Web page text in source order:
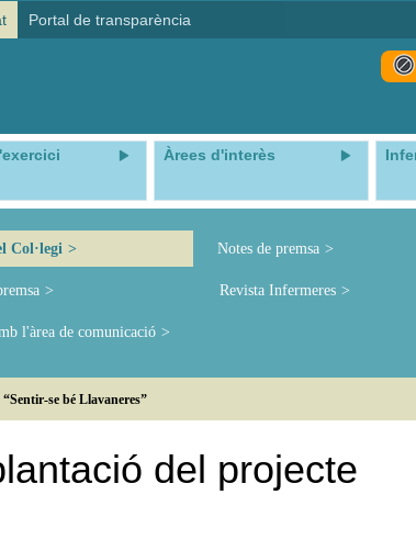
Portal de transparència
Àrees d'interès
Col·legi Notes de premsa
Revista Infermeres
l'àrea de comunicació
se bé Llavaneres”
del projecte